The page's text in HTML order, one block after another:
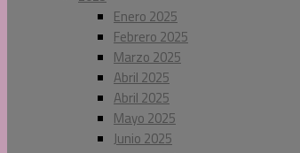
Enero 2025
Febrero 2025
Marzo 2025
Abril 2025
Abril 2025
Mayo 2025
Junio 2025